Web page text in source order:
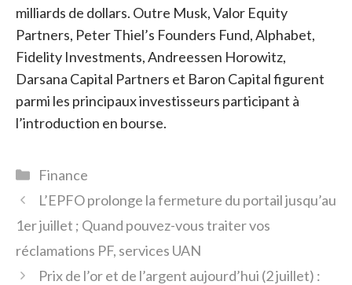
milliards de dollars. Outre Musk, Valor Equity
Partners, Peter Thiel’s Founders Fund, Alphabet,
Fidelity Investments, Andreessen Horowitz,
Darsana Capital Partners et Baron Capital figurent
parmi les principaux investisseurs participant à
l’introduction en bourse.
Catégories
Finance
L’EPFO prolonge la fermeture du portail jusqu’au
1er juillet ; Quand pouvez-vous traiter vos
réclamations PF, services UAN
Prix ​​de l’or et de l’argent aujourd’hui (2 juillet) :